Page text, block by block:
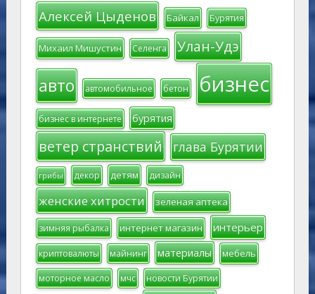
Алексей Цыденов Байкал Бурятия
Михаил Мишустин Селенга Улан-Удэ
авто автомобильное бетон бизнес
бизнес в интернете бурятия
ветер странствий глава Бурятии
грибы декор детям дизайн
женские хитрости зеленая аптека
зимняя рыбалка интернет магазин интерьер
криптовалюты майнинг материалы мебель
моторное масло мчс новости Бурятии